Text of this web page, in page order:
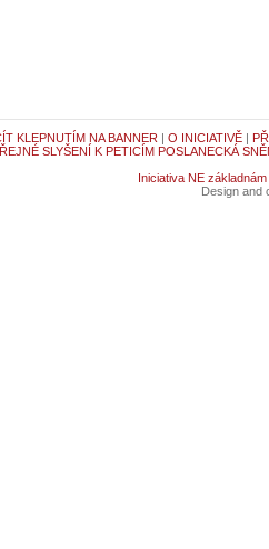
KLEPNUTÍM NA BANNER | O INICIATIVĚ|
SLYŠENÍ K PETICÍM POSLANECKÁ
Iniciativa NE základnám
Design and